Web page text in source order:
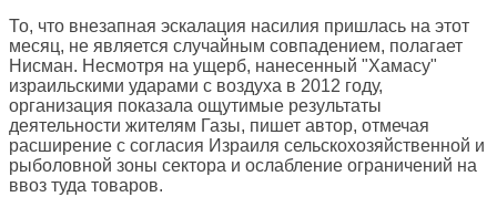
То, что внезапная эскалация насилия пришлась на этот
месяц, не является случайным совпадением, полагает
Нисман. Несмотря на ущерб, нанесенный "Хамасу"
израильскими ударами с воздуха в 2012 году,
организация показала ощутимые результаты
деятельности жителям Газы, пишет автор, отмечая
расширение с согласия Израиля сельскохозяйственной и
рыболовной зоны сектора и ослабление ограничений на
ввоз туда товаров.